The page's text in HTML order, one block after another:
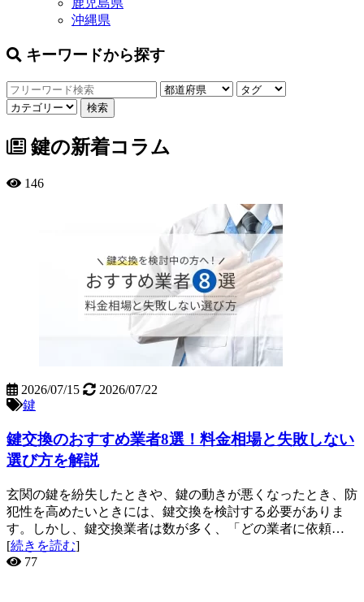
鹿児島県
沖縄県
キーワードから探す
鍵の新着コラム
146
2026/07/15
2026/07/22
鍵
鍵交換のおすすめ業者8選！料金相場と失敗しない
選び方を解説
玄関の鍵を紛失したときや、鍵の動きが悪くなったとき、防
犯性を高めたいときには、鍵交換を検討する必要がありま
す。しかし、鍵交換業者は数が多く、「どの業者に依頼…
[続きを読む]
77